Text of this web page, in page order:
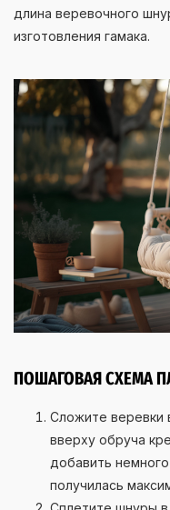
длина веревочного
изготовления гамака.
ПОШАГОВАЯ СХЕМА
Сложите веревки
вверху обруча
добавить
получилась